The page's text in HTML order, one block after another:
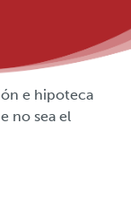
e hipoteca
no sea el